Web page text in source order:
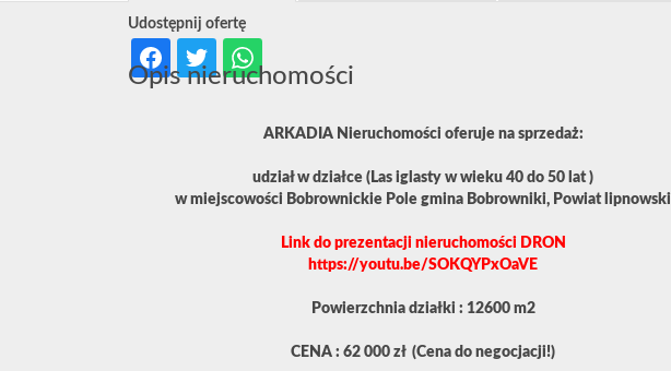
Udostępnij ofertę
Opis nieruchomości
ARKADIA Nieruchomości oferuje na sprzedaż:
udział w działce (Las iglasty w wieku 40 do 50 lat )
w miejscowości Bobrownickie Pole gmina Bobrowniki, Powiat lipnowski
Link do prezentacji nieruchomości DRON
https://youtu.be/SOKQYPxOaVE
Powierzchnia działki : 12600 m2
CENA : 62 000 zł (Cena do negocjacji!)